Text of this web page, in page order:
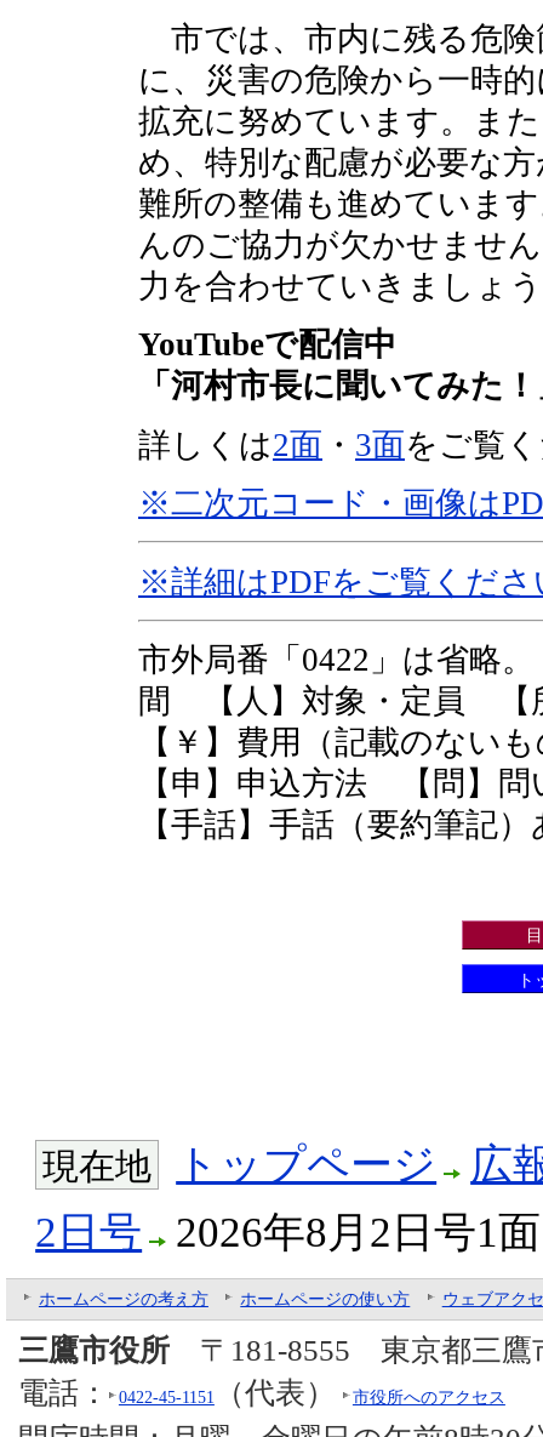
市では、市内に残る危
に、災害の危険から一時
拡充に努めています。ま
め、特別な配慮が必要な
難所の整備も進めていま
んのご協力が欠かせませ
力を合わせていきましょ
YouTubeで配信中
「河村市長に聞いてみた
詳しくは2面 ・ 3面をご覧
※二次元コード・画像は
※詳細はPDFをご覧くださ
市外局番「0422」は省略
間 【人】対象・定員
【￥】費用（記載のな
【申】申込方法 【問】
【手話】手話（要約筆記
ト
現在地 トップページ
広
2日号
2026年8月2日号1面
ホームページの考え方 ホームページの使い方 ウェブアク
三鷹市役所〒181-8555 東京都三鷹
電話：
0422-45-1151 （代表） 市役所へのアクセス